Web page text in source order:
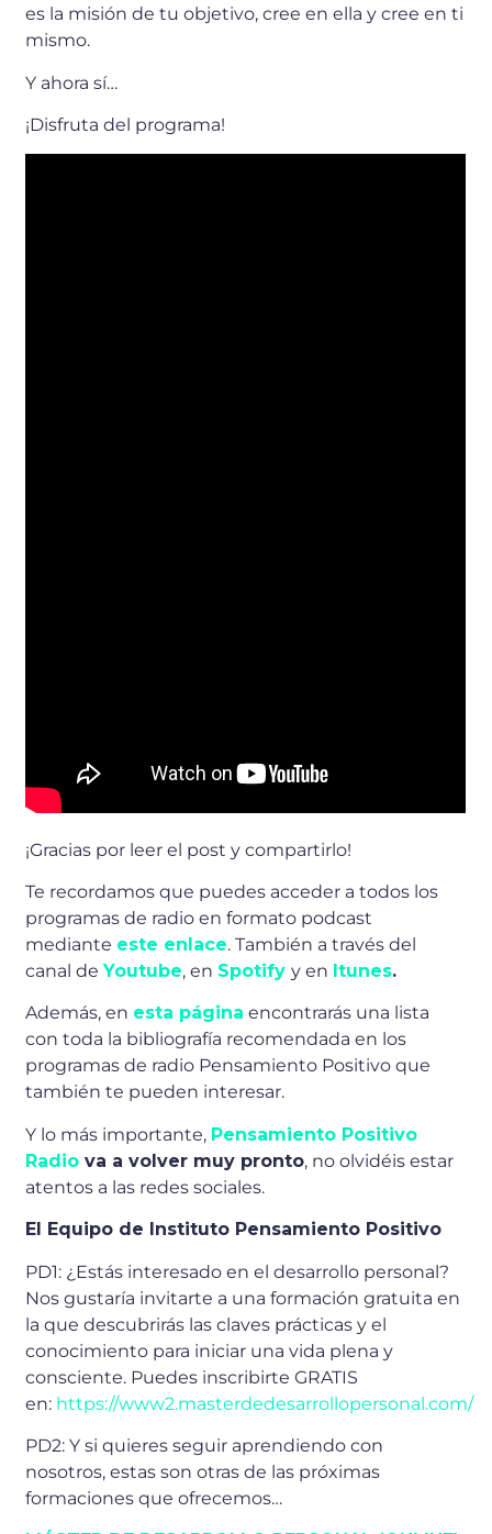
es la misión de tu objetivo, cree en ella y cree en ti
mismo.
Y ahora sí…
¡Disfruta del programa!
¡Gracias por leer el post y compartirlo!
Te recordamos que puedes acceder a todos los
programas de radio en formato podcast
mediante este enlace. También a través del
canal deYoutube, en Spotifyy en Itunes.
Además, en esta página encontrarás una lista
con toda la bibliografía recomendada en los
programas de radio Pensamiento Positivo que
también te pueden interesar.
Y lo más importante, Pensamiento Positivo
Radio va a volver muy pronto, no olvidéis estar
atentos a las redes sociales.
El Equipo de Instituto Pensamiento Positivo
PD1: ¿Estás interesado en el desarrollo personal?
Nos gustaría invitarte a una formación gratuita en
la que descubrirás las claves prácticas y el
conocimiento para iniciar una vida plena y
consciente. Puedes inscribirte GRATIS
en: https://www2.masterdedesarrollopersonal.com/
PD2: Y si quieres seguir aprendiendo con
nosotros, estas son otras de las próximas
formaciones que ofrecemos…